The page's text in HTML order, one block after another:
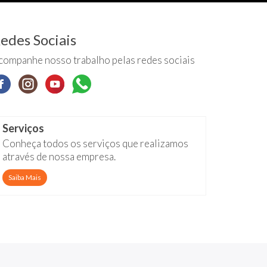
Sociais
nosso trabalho pelas redes sociais
Serviços
Conheça todos os serviços que realizamos
através de nossa empresa.
Saiba Mais